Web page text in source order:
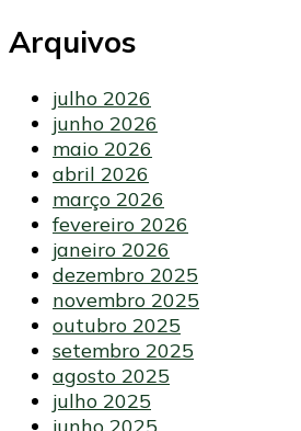
Arquivos
julho 2026
junho 2026
maio 2026
abril 2026
março 2026
fevereiro 2026
janeiro 2026
dezembro 2025
novembro 2025
outubro 2025
setembro 2025
agosto 2025
julho 2025
junho 2025